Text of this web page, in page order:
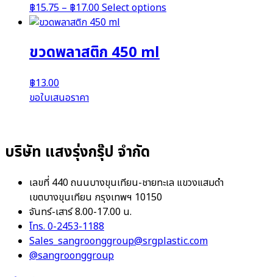
฿15.75–฿17.00Select options
ขวดพลาสติก 450 ml
฿13.00
ขอใบเสนอราคา
บริษัท แสงรุ่งกรุ๊ป จำกัด
เลขที่ 440 ถนนบางขุนเทียน-ชายทะเล แขวงแสมดำ
เขตบางขุนเทียน กรุงเทพฯ 10150
จันทร์-เสาร์ 8.00-17.00 น.
โทร. 0-2453-1188
Sales_sangroonggroup@srgplastic.com
@sangroonggroup